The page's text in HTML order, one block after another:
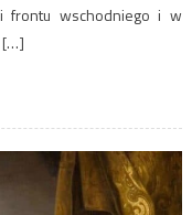
frontu wschodniego i w
[…]